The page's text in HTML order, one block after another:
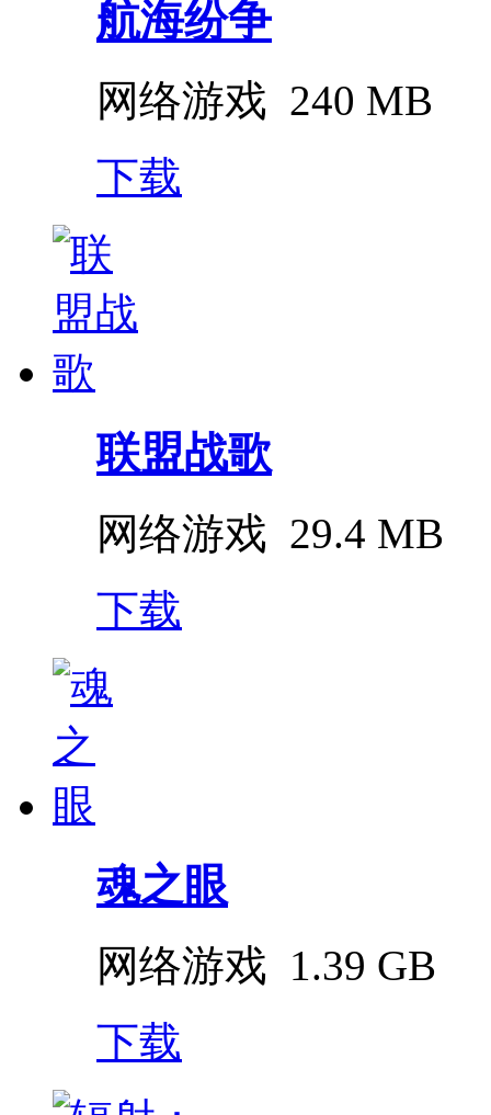
航海纷争
网络游戏 240 MB
下载
联盟战歌
网络游戏 29.4 MB
下载
魂之眼
网络游戏 1.39 GB
下载